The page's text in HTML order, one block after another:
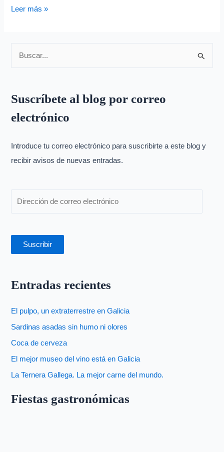
Leer más »
c
a
p
o
Suscríbete al blog por correo
electrónico
Introduce tu correo electrónico para suscribirte a este blog y
recibir avisos de nuevas entradas.
Suscribir
Entradas recientes
El pulpo, un extraterrestre en Galicia
Sardinas asadas sin humo ni olores
Coca de cerveza
El mejor museo del vino está en Galicia
La Ternera Gallega. La mejor carne del mundo.
Fiestas gastronómicas